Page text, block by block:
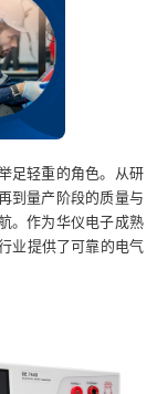
足轻重的角色。从研
到量产阶段的质量与
。作为华仪电子成熟
业提供了可靠的电气